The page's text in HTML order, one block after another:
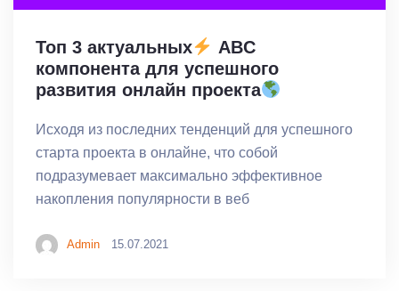
Топ 3 актуальных
ABC
компонента для успешного
развития онлайн проекта
Исходя из последних тенденций для успешного
старта проекта в онлайне, что собой
подразумевает максимально эффективное
накопления популярности в веб
Admin 15.07.2021